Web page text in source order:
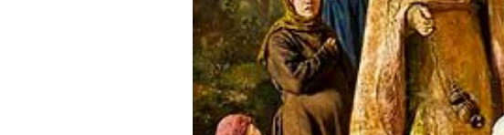
sausio
2024
gruodžio
lapkričio